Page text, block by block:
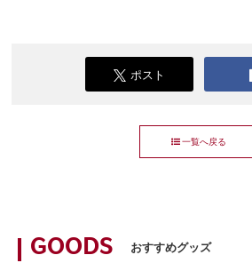
ポスト
一覧へ戻る
GOODS おすすめグッズ